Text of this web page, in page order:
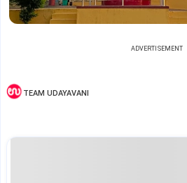
ADVERTISEMENT
TEAM UDAYAVANI